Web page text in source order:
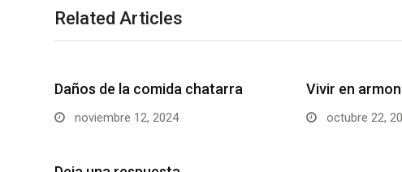
Related Articles
Daños de la comida chatarra
noviembre 12, 2024
Vivir en
octubre 22,